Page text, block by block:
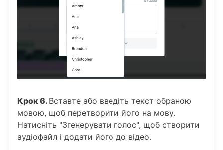
Крок 6. Вставте або введіть текст обраною
мовою, щоб перетворити його на мову.
Натисніть "Згенерувати голос", щоб створити
аудіофайл і додати його до відео.